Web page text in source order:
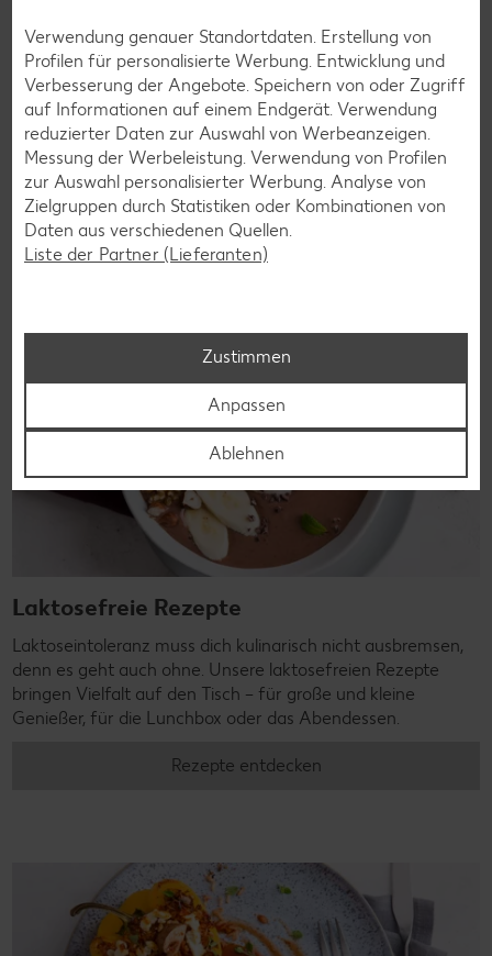
Glutenfreie Rezepte
Wer auf Gluten verzichtet, muss nicht automatisch auf
Vielfalt und Geschmack verzichten. Ob süß oder herzhaft –
mit unseren glutenfreien Rezepten zauberst du dir Gerichte,
die nicht nur verträglich, sondern auch richtig lecker sind.
Rezepte entdecken
Laktosefreie Rezepte
Laktoseintoleranz muss dich kulinarisch nicht ausbremsen,
denn es geht auch ohne. Unsere laktosefreien Rezepte
bringen Vielfalt auf den Tisch – für große und kleine
Genießer, für die Lunchbox oder das Abendessen.
Rezepte entdecken
Verwendung genauer Standortdaten. Erstellung von
Profilen für personalisierte Werbung. Entwicklung und
Verbesserung der Angebote. Speichern von oder Zugriff
auf Informationen auf einem Endgerät. Verwendung
reduzierter Daten zur Auswahl von Werbeanzeigen.
Messung der Werbeleistung. Verwendung von Profilen
zur Auswahl personalisierter Werbung. Analyse von
Zielgruppen durch Statistiken oder Kombinationen von
Daten aus verschiedenen Quellen.
Liste der Partner (Lieferanten)
Zustimmen
Anpassen
Ablehnen